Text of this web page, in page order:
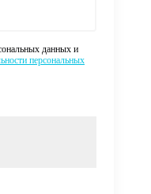
данных и
персональных